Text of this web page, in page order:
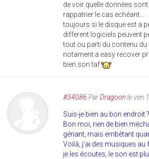
de voir quelle données
rappatrier le cas echéant...
toujours si le disque est a
different logiciels peuvent
tout ou parti du contenu du
notament a easy recover
bien son taf
#34086 ParDragoonle ven
Suis-je bien au bon endroit ?
Bon moi, rien de bien
génant, mais embètant
Voilà, j'ai des musiques au
je les écoutes, le son est